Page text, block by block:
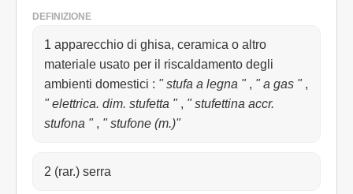
DEFINIZIONE
1 apparecchio di ghisa, ceramica o altro
materiale usato per il riscaldamento degli
ambienti domestici : " stufa a legna " , " a gas " ,
" elettrica. dim. stufetta " , " stufettina accr.
stufona " , " stufone (m.)"
2 (rar.) serra